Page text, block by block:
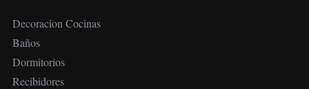
Decoracion Cocinas
Baños
Dormitorios
Recibidores